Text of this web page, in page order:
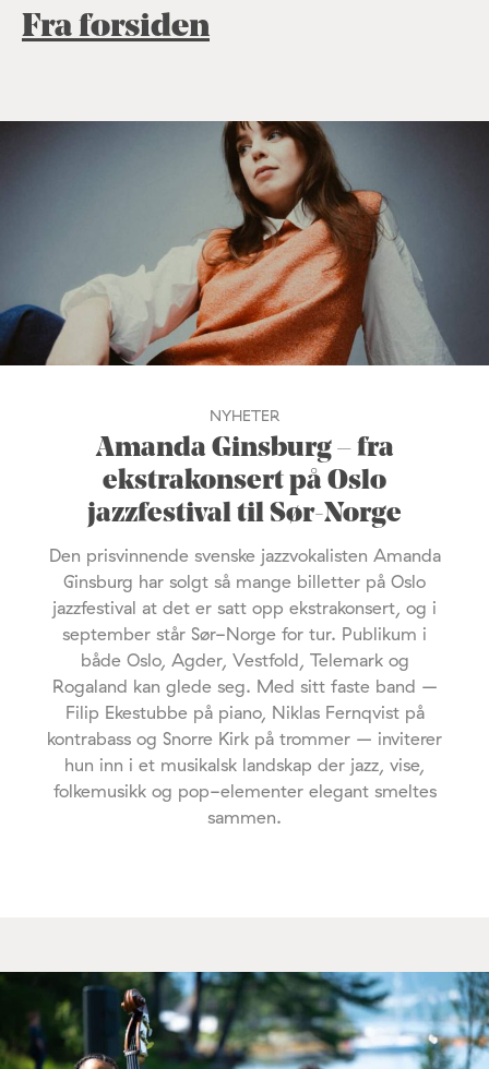
Fra forsiden
NYHETER
Amanda Ginsburg – fra
ekstrakonsert på Oslo
jazzfestival til Sør-Norge
Den prisvinnende svenske jazzvokalisten Amanda
Ginsburg har solgt så mange billetter på Oslo
jazzfestival at det er satt opp ekstrakonsert, og i
september står Sør-Norge for tur. Publikum i
både Oslo, Agder, Vestfold, Telemark og
Rogaland kan glede seg. Med sitt faste band –
Filip Ekestubbe på piano, Niklas Fernqvist på
kontrabass og Snorre Kirk på trommer – inviterer
hun inn i et musikalsk landskap der jazz, vise,
folkemusikk og pop-elementer elegant smeltes
sammen.